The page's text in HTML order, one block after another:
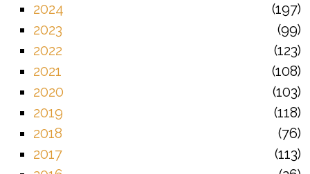
2024
197
2023
99
2022
123
2021
108
2020
103
2019
118
2018
76
2017
113